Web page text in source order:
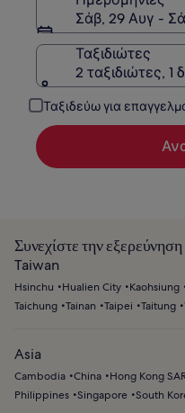
Σάβ, 29 Αυγ -
Ταξιδιώτες
2 ταξιδιώτες, 1
Ταξιδεύω για
Συνεχίστε την εξερεύνηση
Taiwan
Hsinchu Hualien City Kaohsiung
Taichung Tainan Taipei Taitung
Asia
Cambodia China Hong Kong
Philippines Singapore South